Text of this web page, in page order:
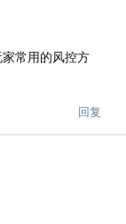
常用的风控方
回复